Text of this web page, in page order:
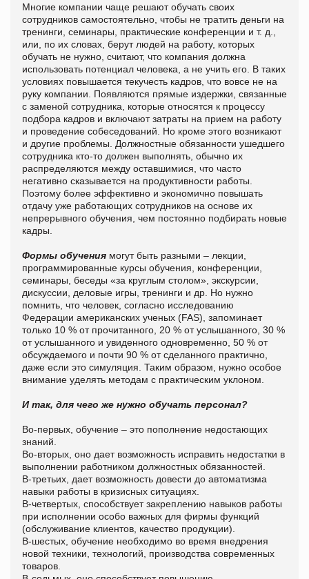
Многие компании чаще решают обучать своих
сотрудников самостоятельно, чтобы не тратить деньги на
тренинги, семинары, практические конференции и т. д.,
или, по их словах, берут людей на работу, которых
обучать не нужно, считают, что компания должна
использовать потенциал человека, а не учить его. В таких
условиях повышается текучесть кадров, что вовсе не на
руку компании. Появляются прямые издержки, связанные
с заменой сотрудника, которые относятся к процессу
подбора кадров и включают затраты на прием на работу
и проведение собеседований. Но кроме этого возникают
и другие проблемы. Должностные обязанности ушедшего
сотрудника кто-то должен выполнять, обычно их
распределяются между оставшимися, что часто
негативно сказывается на продуктивности работы.
Поэтому более эффективно и экономично повышать
отдачу уже работающих сотрудников на основе их
непрерывного обучения, чем постоянно подбирать новые
кадры.
Формы обучения могут быть разными – лекции,
программированные курсы обучения, конференции,
семинары, беседы «за круглым столом», экскурсии,
дискуссии, деловые игры, тренинги и др. Но нужно
помнить, что человек, согласно исследованию
Федерации американских ученых (FAS), запоминает
только 10 % от прочитанного, 20 % от услышанного, 30 %
от услышанного и увиденного одновременно, 50 % от
обсуждаемого и почти 90 % от сделанного практично,
даже если это симуляция. Таким образом, нужно особое
внимание уделять методам с практическим уклоном.
И так, для чего же нужно обучать персонал?
Во-первых, обучение – это пополнение недостающих
знаний.
Во-вторых, оно дает возможность исправить недостатки в
выполнении работником должностных обязанностей.
В-третьих, дает возможность довести до автоматизма
навыки работы в кризисных ситуациях.
В-четвертых, способствует закреплению навыков работы
при исполнении особо важных для фирмы функций
(обслуживание клиентов, качество продукции).
В-шестых, обучение необходимо во время внедрения
новой техники, технологий, производства современных
товаров.